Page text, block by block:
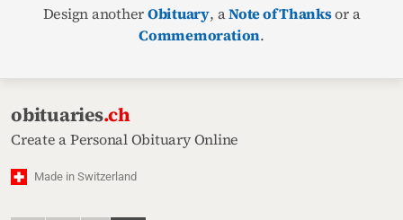
Design anotherObituary, aNote of Thanksor a
Commemoration.
obituaries.ch
Create a Personal Obituary Online
Made in Switzerland